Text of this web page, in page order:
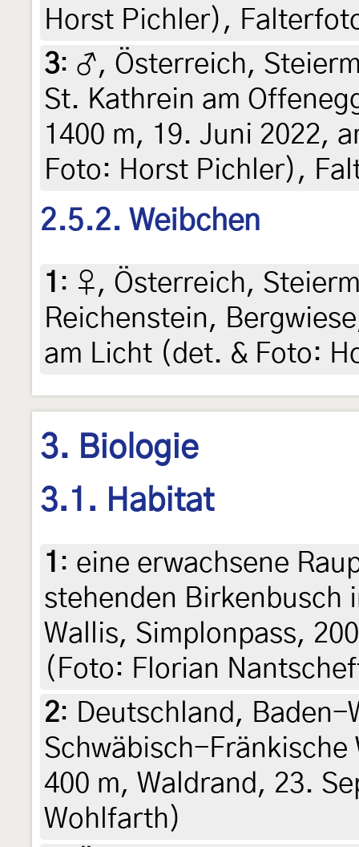
Horst Pichler),
3: ♂, Österreich,
St. Kathrein am
1400 m, 19. Juni 2022,
Foto: Horst Pichler),
2.5.2. Weibchen
1 : ♀, Österreich,
Reichenstein,
am Licht (det. & Foto:
3. Biologie
3.1. Habitat
1 : eine erwachsene
stehenden Birkenbusch
Wallis, Simplonpass,
(Foto: Florian
2: Deutschland, Baden-
Schwäbisch-Fränkische
400 m, Waldrand, 23.
Wohlfarth)